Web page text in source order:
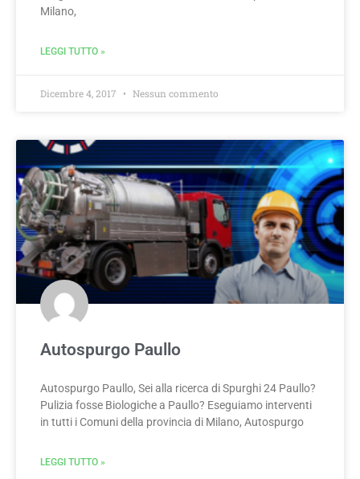
Milano,
LEGGI TUTTO »
Dicembre 4, 2017 Nessun commento
Autospurgo Paullo
Autospurgo Paullo, Sei alla ricerca di Spurghi 24 Paullo?
Pulizia fosse Biologiche a Paullo? Eseguiamo interventi
in tutti i Comuni della provincia di Milano, Autospurgo
LEGGI TUTTO »